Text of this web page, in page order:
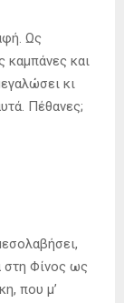
Ως
καμπάνες και
κι
Πέθανες;
στη Φίνος ως
που μ’